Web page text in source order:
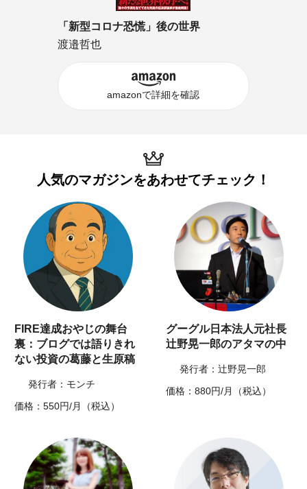
「新型コロナ恐慌」後の世界
渡邉哲也
amazonで詳細を確認
人気のマガジンをあわせてチェック！
FIRE達成おやじの舞台
裏：ブログでは語りきれ
ない投資の葛藤と生原稿
発行者：モンチ
価格：550円/月（税込）
グーグル日本法人元社長
辻野晃一郎のアタマの中
発行者：辻野晃一郎
価格：880円/月（税込）